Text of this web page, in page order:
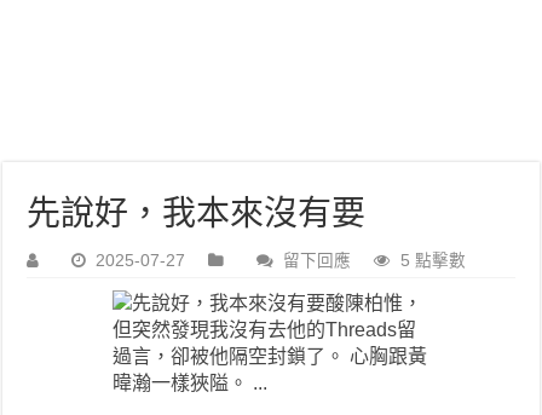
先說好，我本來沒有要
2025-07-27 留下回應 5 點擊數